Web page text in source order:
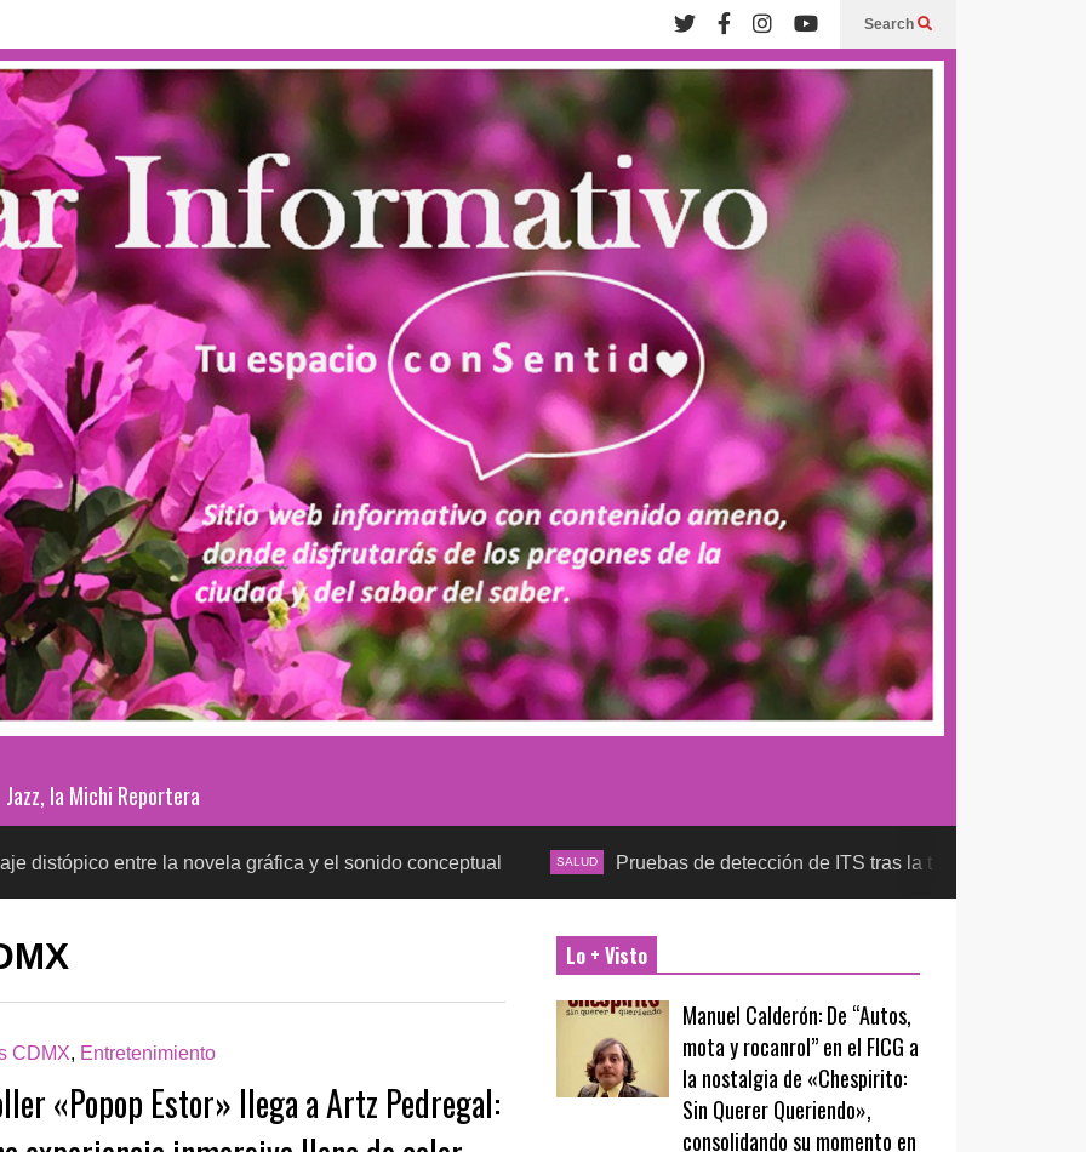
Search
Jazz, la Michi Reportera
entre la novela gráfica y el sonido conceptual SALUD Pruebas de detección de ITS tras la temporada futbolera,
CDMX, Entretenimiento
«Popop Estor» llega a Artz Pedregal:
Lo + Visto
Manuel Calderón: De “Autos,
mota y rocanrol” en el FICG a
la nostalgia de «Chespirito:
Sin Querer Queriendo»,
consolidando su momento en